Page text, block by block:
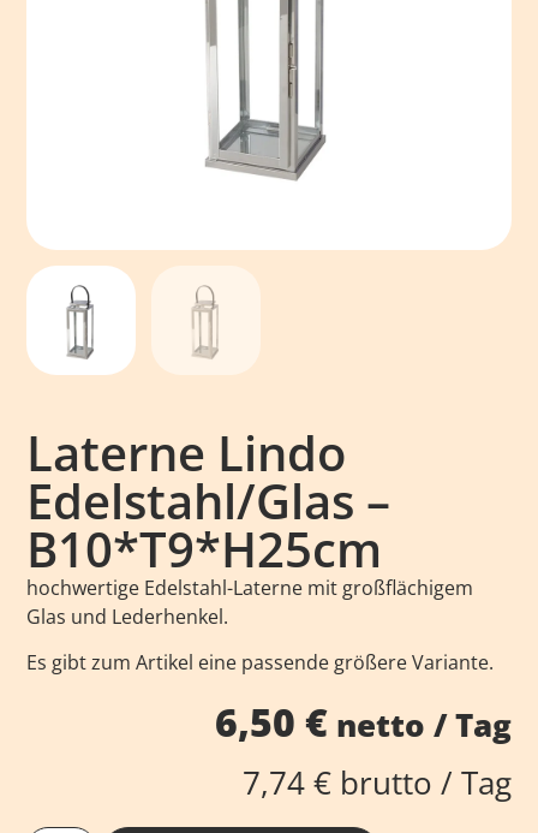
Laterne Lindo
Edelstahl/Glas –
B10*T9*H25cm
hochwertige Edelstahl-Laterne mit großflächigem
Glas und Lederhenkel.
Es gibt zum Artikel eine passende größere Variante.
6,50 €netto / Tag
7,74 €brutto / Tag